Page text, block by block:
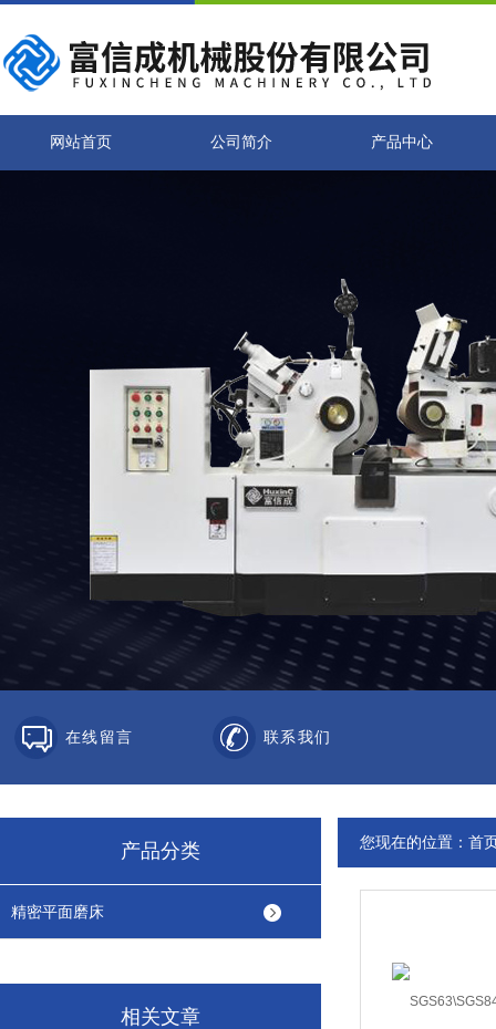
网站首页 公司简介 产品中心
在线留言 联系我们
产品分类
精密平面磨床
相关文章
您现在的位置： 首